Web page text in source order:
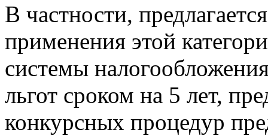
В частности,
применения этой
системы
льгот сроком на 5 лет,
конкурсных процедур